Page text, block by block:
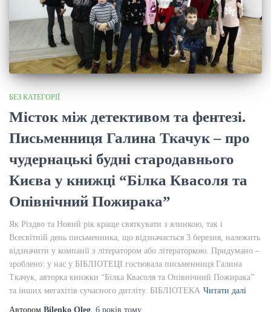
БЕЗ КАТЕГОРІЇ
Місток між детективом та фентезі.
Письменниця Галина Ткачук – про
чудернацькі будні стародавнього
Києва у книжці “Білка Квасоля та
Опівнічний Пожирака”
Як Різдво та Новий рік краще святкувати з ялинкою, так і
Всесвітній день письменника, що відзначається 3 березня, належить
відзначити у компанії з літератором або літераторкою. Придумано –
зроблено: у нас у БІБЛІОТЕЦІ гостювала письменниця Галина
Ткачук, авторка книжки “Білка Квасоля та Опівнічний Пожирака”
та інших мегахітів сучасного дитліту. БІБЛІОТЕКА Читати далі
Автором Bilenko Oleg 6 років тому